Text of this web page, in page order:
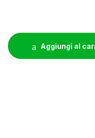
- GUARNIZIONE
Aggiungi al